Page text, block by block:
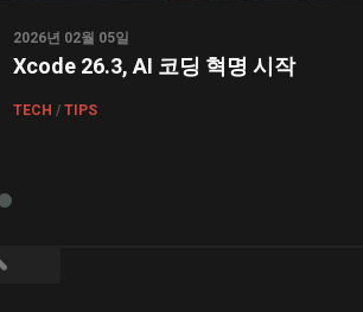
2026년 02월 05일
Xcode 26.3, AI 코딩 혁명 시작
TECH / TIPS